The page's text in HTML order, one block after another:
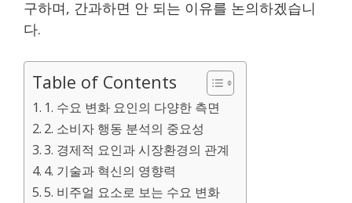
구하며, 간과하면 안 되는 이유를 논의하겠습니
다.
Table of Contents
1. 수요 변화 요인의 다양한 측면
2. 소비자 행동 분석의 중요성
3. 경제적 요인과 시장환경의 관계
4. 기술과 혁신의 영향력
5. 비주얼 요소로 보는 수요 변화